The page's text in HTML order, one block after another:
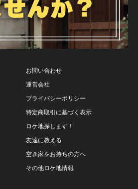
お問い合わせ
運営会社
プライバシーポリシー
特定商取引に基づく表示
ロケ地探します！
友達に教える
空き家をお持ちの方へ
その他ロケ地情報